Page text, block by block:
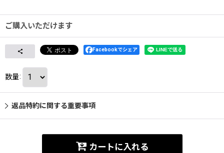
ご購入いただけます
Facebookでシェア
数量:
返品特約に関する重要事項
カートに入れる